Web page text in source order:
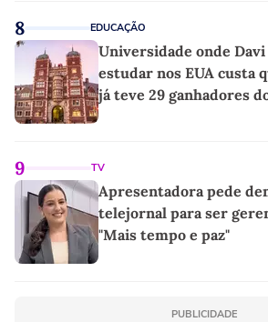
8 EDUCAÇÃO
Universidade onde
estudar nos EUA custa
já teve 29 ganhadores
9 TV
Apresentadora pede
telejornal para ser
"Mais tempo e paz"
PUBLICIDADE